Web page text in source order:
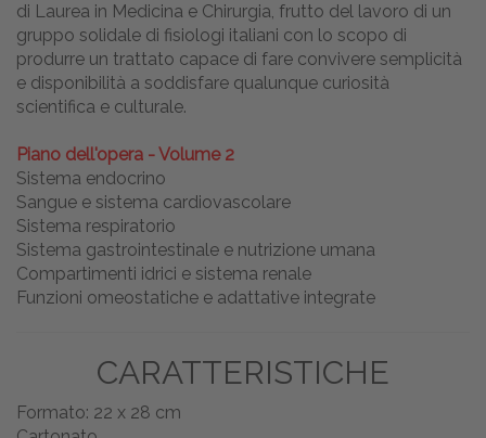
di Laurea in Medicina e Chirurgia, frutto del lavoro di un
gruppo solidale di fisiologi italiani con lo scopo di
produrre un trattato capace di fare convivere semplicità
e disponibilità a soddisfare qualunque curiosità
scientifica e culturale.
Piano dell'opera - Volume 2
Sistema endocrino
Sangue e sistema cardiovascolare
Sistema respiratorio
Sistema gastrointestinale e nutrizione umana
Compartimenti idrici e sistema renale
Funzioni omeostatiche e adattative integrate
CARATTERISTICHE
Formato: 22 x 28 cm